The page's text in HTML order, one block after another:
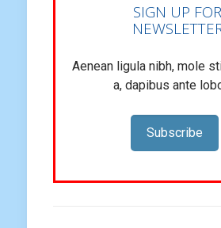
SIGN UP FOR
Aenean ligula nibh, mole
a, dapibus ante
Subscribe